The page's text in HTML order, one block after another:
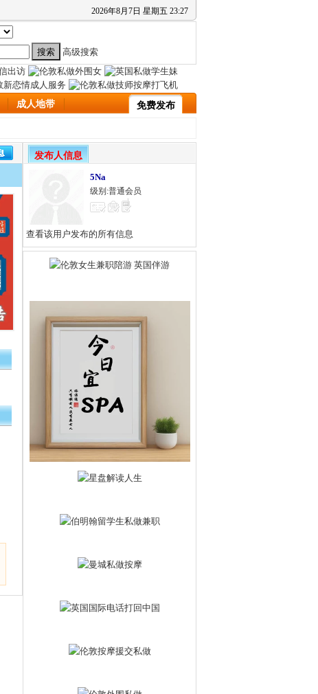
2026年8月 7日 星期五 23:27
高级搜索
成人地带 免费发布
发布人信息
5Na
级别:普通会员
查看该用户发布的所有信息